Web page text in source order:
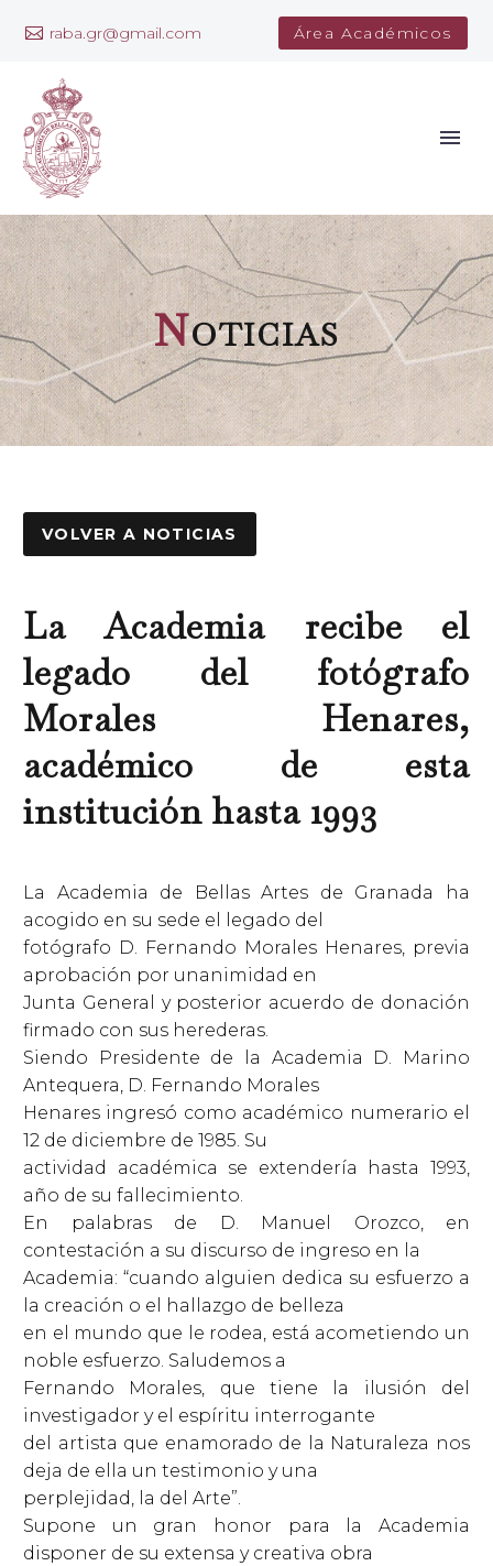
raba.gr@gmail.com Área Académicos
Noticias
VOLVER A NOTICIAS
La Academia recibe el
legado del fotógrafo
Morales Henares,
académico de esta
institución hasta 1993
La Academia de Bellas Artes de Granada ha
acogido en su sede el legado del
fotógrafo D. Fernando Morales Henares, previa
aprobación por unanimidad en
Junta General y posterior acuerdo de donación
firmado con sus herederas.
Siendo Presidente de la Academia D. Marino
Antequera, D. Fernando Morales
Henares ingresó como académico numerario el
12 de diciembre de 1985. Su
actividad académica se extendería hasta 1993,
año de su fallecimiento.
En palabras de D. Manuel Orozco, en
contestación a su discurso de ingreso en la
Academia: “cuando alguien dedica su esfuerzo a
la creación o el hallazgo de belleza
en el mundo que le rodea, está acometiendo un
noble esfuerzo. Saludemos a
Fernando Morales, que tiene la ilusión del
investigador y el espíritu interrogante
del artista que enamorado de la Naturaleza nos
deja de ella un testimonio y una
perplejidad, la del Arte”.
Supone un gran honor para la Academia
disponer de su extensa y creativa obra